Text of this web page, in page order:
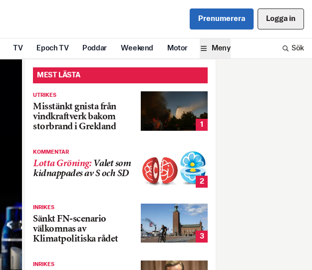
Prenumerera Logga in
TV Epoch TV Poddar Weekend Motor Meny Sök
MEST LÄSTA
UTRIKES
Misstänkt gnista från
vindkraftverk bakom
storbrand i Grekland
1
KOMMENTAR
Lotta Gröning: Valet som
kidnappades av S och SD
2
INRIKES
Sänkt FN-scenario
välkomnas av
Klimatpolitiska rådet
3
INRIKES